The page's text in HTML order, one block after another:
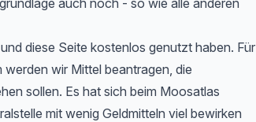
auch noch - so wie alle anderen
diese Seite kostenlos genutzt haben. Für
wir Mittel beantragen, die
sollen. Es hat sich beim Moosatlas
mit wenig Geldmitteln viel bewirken